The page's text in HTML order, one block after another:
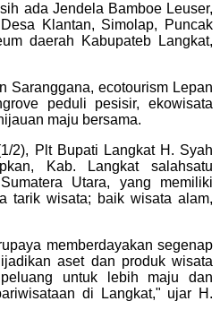
ada Jendela Bamboe Leuser,
Klantan, Simolap, Puncak
daerah Kabupateb Langkat,
Saranggana, ecotourism Lepan
peduli pesisir, ekowisata
maju bersama.
2), Plt Bupati Langkat H. Syah
Kab. Langkat salahsatu
Utara, yang memiliki
tarik wisata; baik wisata alam,
memberdayakan segenap
aset dan produk wisata
untuk lebih maju dan
di Langkat," ujar H.